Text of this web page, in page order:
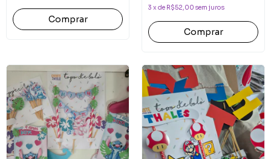
Comprar
3 x de R$52,00 sem juros
Comprar